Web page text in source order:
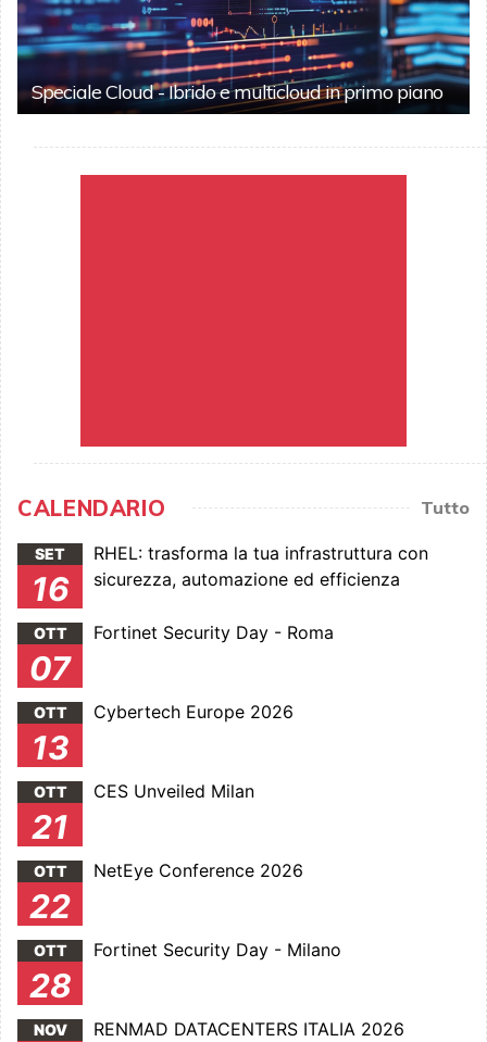
Speciale Cloud - Ibrido e multicloud in primo piano
CALENDARIO Tutto
SET
16
RHEL: trasforma la tua infrastruttura con
sicurezza, automazione ed efficienza
OTT
07
Fortinet Security Day - Roma
OTT
13
Cybertech Europe 2026
OTT
21
CES Unveiled Milan
OTT
22
NetEye Conference 2026
OTT
28
Fortinet Security Day - Milano
NOV RENMAD DATACENTERS ITALIA 2026